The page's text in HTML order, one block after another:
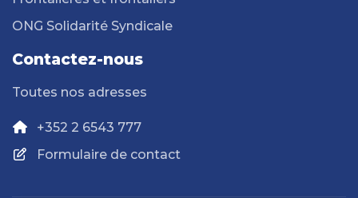
ONG Solidarité Syndicale
Contactez-nous
Toutes nos adresses
+352 2 6543 777
Formulaire de contact